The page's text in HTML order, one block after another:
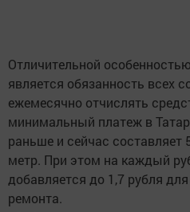
Отличительной
является обязанность всех
ежемесячно отчислять
минимальный платеж в
раньше и сейчас составляет
метр. При этом на каждый
добавляется до 1,7 рубля
ремонта.